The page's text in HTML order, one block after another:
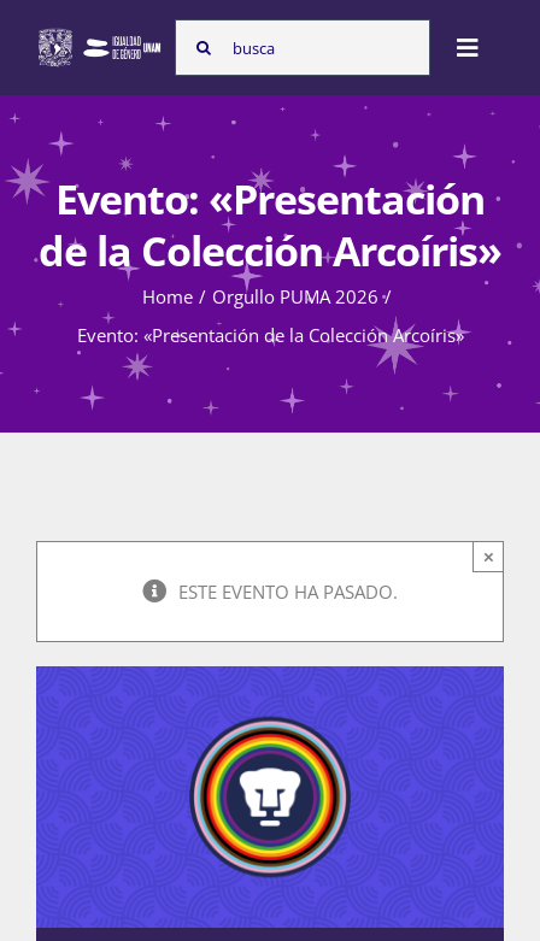
content
Search
for:
Toggle
Nosotras
Programas
Atención de la violencia de género
La Boletina
Blog
Recursos
Evento: «Presentación
de la Colección Arcoíris»
Home
Orgullo PUMA 2026
Evento: «Presentación de la Colección Arcoíris»
ESTE EVENTO HA PASADO.
×